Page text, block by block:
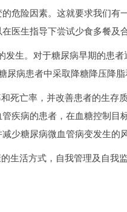
危险因素。这就要求我们
医生指导下尝试少食多餐及
。对于糖尿病早期的患者
病患者中采取降糖降压降
亡率，并改善患者的生存
疾病的患者，在血糖控制
少糖尿病微血管病变发生的风
活方式，自我管理及自我